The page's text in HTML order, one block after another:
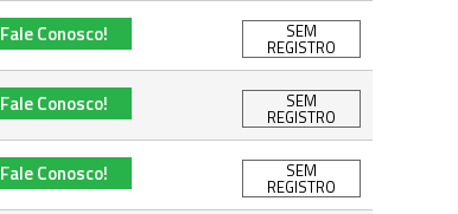
Fale Conosco! SEM
REGISTRO
Fale Conosco! SEM
REGISTRO
Fale Conosco! SEM
REGISTRO